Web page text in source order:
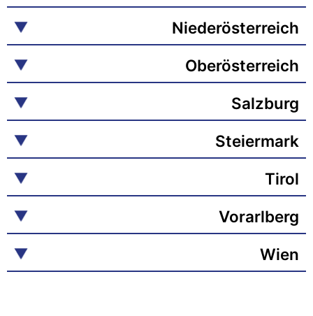
Niederösterreich
Oberösterreich
Salzburg
Steiermark
Tirol
Vorarlberg
Wien